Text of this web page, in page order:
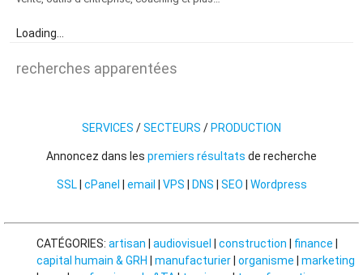
Loading...
recherches apparentées
SERVICES /SECTEURS / PRODUCTION
Annoncez dans les premiers résultats de recherche
SSL| cPanel email VPS DNS SEO Wordpress
CATÉGORIES: artisan audiovisuel construction finance
capital humain & GRH
manufacturier organisme
marketing